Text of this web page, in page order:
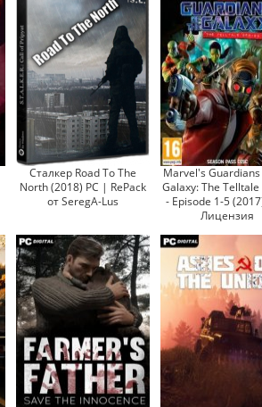
Сталкер Road To The
North (2018) PC | RePack
от SeregA-Lus
Marvel's
Galaxy: The Telltale
- Episode 1-5
Лицензия